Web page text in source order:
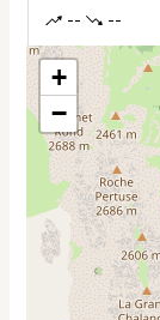
-- --
+
−